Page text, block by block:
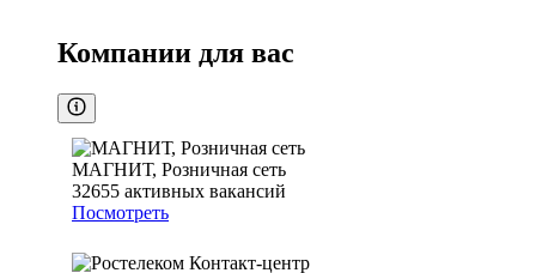
Компании для вас
МАГНИТ, Розничная сеть
32655 активных вакансий
Посмотреть